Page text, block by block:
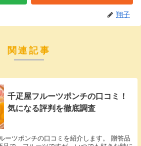
翔子
関連記事
千疋屋フルーツポンチの口コミ！
気になる評判を徹底調査
ーツポンチの口コミを紹介します。 贈答品